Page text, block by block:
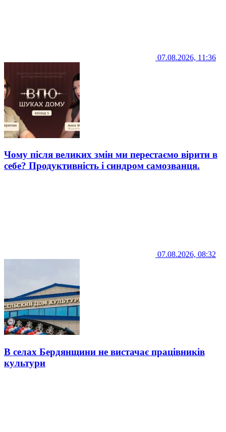
07.08.2026, 11:36
Чому після великих змін ми перестаємо вірити в
себе? Продуктивність і синдром самозванця.
07.08.2026, 08:32
В селах Бердянщини не вистачає працівників
культури